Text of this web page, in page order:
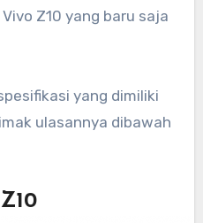
Z10 yang baru saja
yang dimiliki
ulasannya dibawah